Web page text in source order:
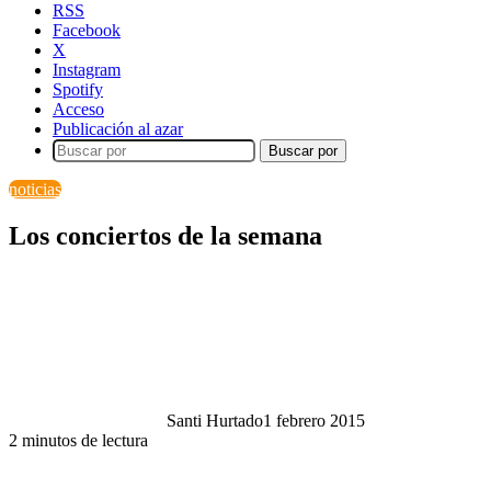
RSS
Facebook
X
Instagram
Spotify
Acceso
Publicación al azar
Buscar por
noticias
Los conciertos de la semana
Santi Hurtado1 febrero 2015
2 minutos de lectura